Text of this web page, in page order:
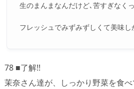
生のまんまなんだけど､苦すぎなく
フレッシュでみずみずしくて美味し
78 ■了解!!
茉奈さん達が、しっかり野菜を食